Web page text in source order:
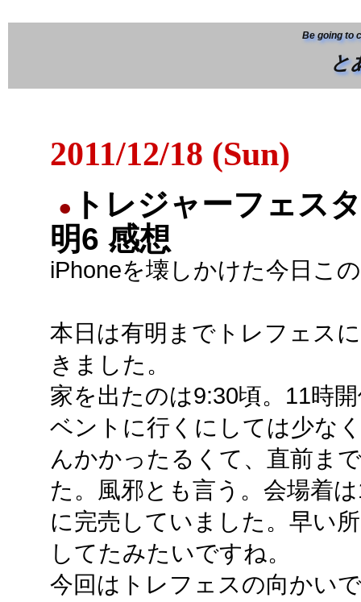
Be going to
と
2011/12/18 (Sun)
● トレジャーフェス
明6 感想
iPhoneを壊しかけた今日こ
本日は有明までトレフェス
きました。
家を出たのは9:30頃。11時
ベントに行くにしては少な
んかかったるくて、直前ま
た。風邪とも言う。会場着
に完売していました。早い
してたみたいですね。
今回はトレフェスの向かい